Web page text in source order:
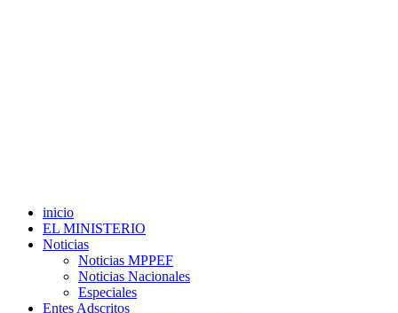
inicio
EL MINISTERIO
Noticias
Noticias MPPEF
Noticias Nacionales
Especiales
Entes Adscritos